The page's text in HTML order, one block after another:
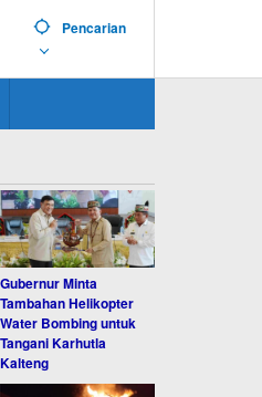
Pencarian
Gubernur Minta
Tambahan Helikopter
Water Bombing untuk
Tangani Karhutla
Kalteng